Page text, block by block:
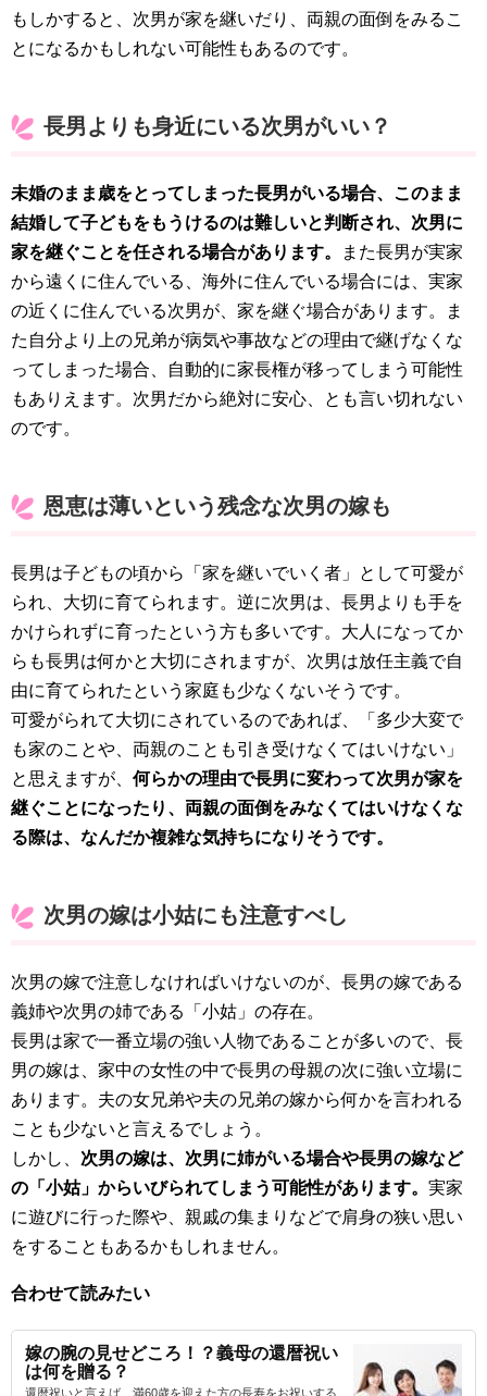
もしかすると、次男が家を継いだり、両親の面倒をみるこ
とになるかもしれない可能性もあるのです。
長男よりも身近にいる次男がいい？
未婚のまま歳をとってしまった長男がいる場合、このまま
結婚して子どもをもうけるのは難しいと判断され、次男に
家を継ぐことを任される場合があります。
また長男が実家
から遠くに住んでいる、海外に住んでいる場合には、実家
の近くに住んでいる次男が、家を継ぐ場合があります。ま
た自分より上の兄弟が病気や事故などの理由で継げなくな
ってしまった場合、自動的に家長権が移ってしまう可能性
もありえます。次男だから絶対に安心、とも言い切れない
のです。
恩恵は薄いという残念な次男の嫁も
長男は子どもの頃から「家を継いでいく者」として可愛が
られ、大切に育てられます。逆に次男は、長男よりも手を
かけられずに育ったという方も多いです。大人になってか
らも長男は何かと大切にされますが、次男は放任主義で自
由に育てられたという家庭も少なくないそうです。
可愛がられて大切にされているのであれば、「多少大変で
も家のことや、両親のことも引き受けなくてはいけない」
と思えますが、 何らかの理由で長男に変わって次男が家を
継ぐことになったり、両親の面倒をみなくてはいけなくな
る際は、なんだか複雑な気持ちになりそうです。
次男の嫁は小姑にも注意すべし
次男の嫁で注意しなければいけないのが、長男の嫁である
義姉や次男の姉である「小姑」の存在。
長男は家で一番立場の強い人物であることが多いので、長
男の嫁は、家中の女性の中で長男の母親の次に強い立場に
あります。夫の女兄弟や夫の兄弟の嫁から何かを言われる
ことも少ないと言えるでしょう。
しかし、 次男の嫁は、次男に姉がいる場合や長男の嫁など
の「小姑」からいびられてしまう可能性があります。 実家
に遊びに行った際や、親戚の集まりなどで肩身の狭い思い
をすることもあるかもしれません。
合わせて読みたい
嫁の腕の見せどころ！？義母の還暦祝い
は何を贈る？
還暦祝いと言えば、満60歳を迎えた方の長寿をお祝いする